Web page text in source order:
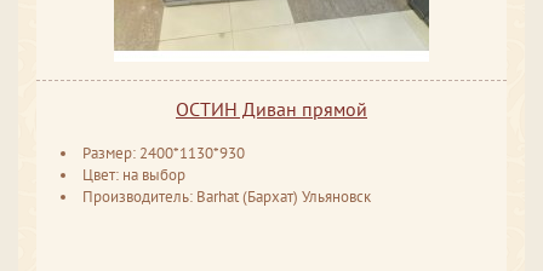
ОСТИН Диван прямой
Размер: 2400*1130*930
Цвет: на выбор
Производитель: Barhat (Бархат) Ульяновск